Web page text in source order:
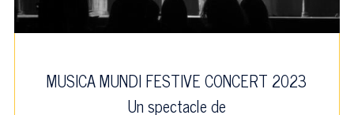
MUSICA MUNDI FESTIVE CONCERT 2023
Un spectacle de